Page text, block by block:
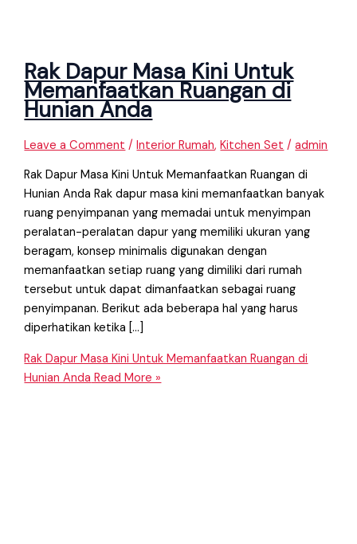
Rak Dapur Masa Kini Untuk
Memanfaatkan Ruangan di
Hunian Anda
Leave a Comment /Interior Rumah,Kitchen Set /admin
Rak Dapur Masa Kini Untuk Memanfaatkan Ruangan di
Hunian Anda Rak dapur masa kini memanfaatkan banyak
ruang penyimpanan yang memadai untuk menyimpan
peralatan-peralatan dapur yang memiliki ukuran yang
beragam, konsep minimalis digunakan dengan
memanfaatkan setiap ruang yang dimiliki dari rumah
tersebut untuk dapat dimanfaatkan sebagai ruang
penyimpanan. Berikut ada beberapa hal yang harus
diperhatikan ketika […]
Rak Dapur Masa Kini Untuk Memanfaatkan Ruangan di
Hunian Anda Read More »